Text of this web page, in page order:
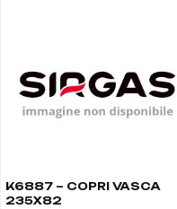
K6887 – COPRI VASCA
235X82